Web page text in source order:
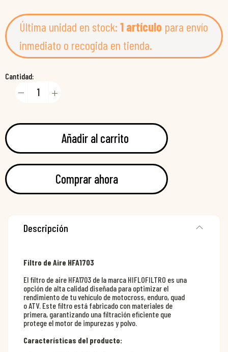
Última unidad en stock: 1 artículo para envío
inmediato o recogida en tienda.
Cantidad:
Añadir al carrito
Comprar ahora
Descripción
Filtro de Aire HFA1703
El filtro de aire HFA1703 de la marca HIFLOFILTRO es una
opción de alta calidad diseñada para optimizar el
rendimiento de tu vehículo de motocross, enduro, quad
o ATV. Este filtro está fabricado con materiales de
primera, garantizando una filtración eficiente que
protege el motor de impurezas y polvo.
Características del producto: